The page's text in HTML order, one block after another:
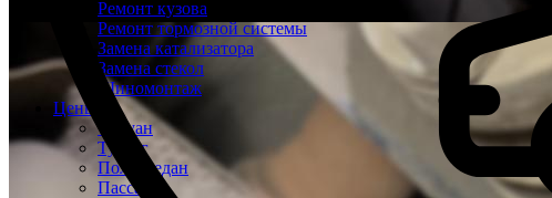
Ремонт кузова
Ремонт тормозной системы
Замена катализатора
Замена стекол
Шиномонтаж
Цены
Тигуан
Туарег
Поло Седан
Пассат